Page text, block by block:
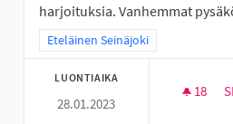
harjoituksia. Vanhemmat
Rajaa tulokset teeman mukaan:
Eteläinen Seinäjoki
LUONTIAIKA
28.01.2023
18